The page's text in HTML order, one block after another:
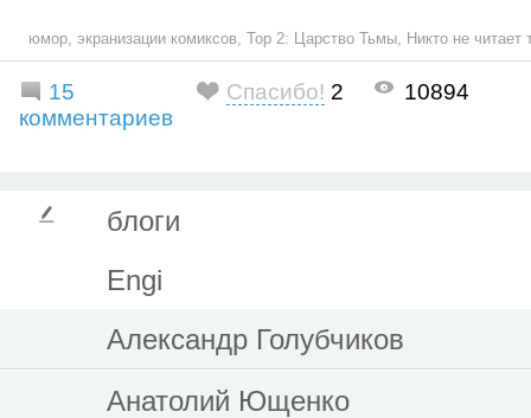
юмор экранизации комиксов Тор 2: Царство Тьмы Никто не читает
15
комментариев
Спасибо! 2 10894
блоги
Engi
Александр Голубчиков
Анатолий Ющенко